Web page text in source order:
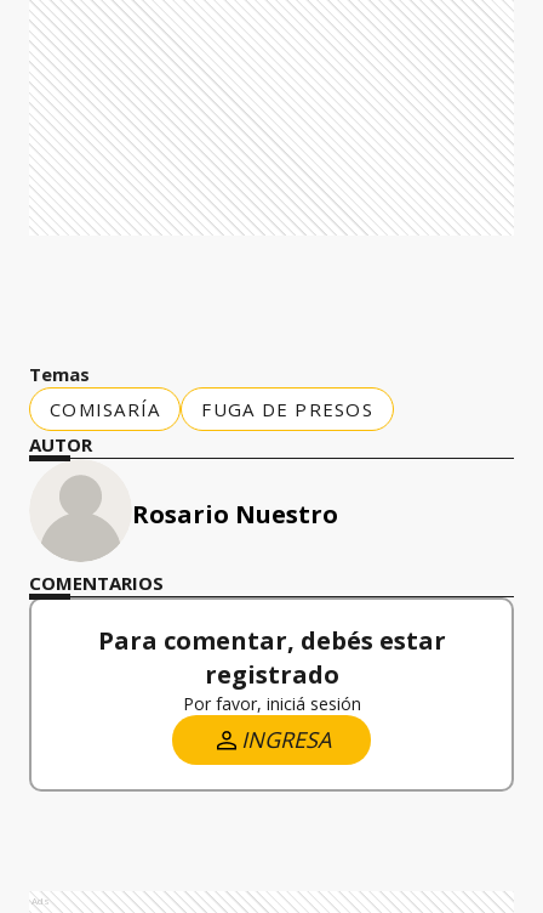
Temas
COMISARÍA
FUGA DE PRESOS
AUTOR
Rosario Nuestro
COMENTARIOS
Para comentar, debés estar
registrado
Por favor, iniciá sesión
INGRESA
Ads